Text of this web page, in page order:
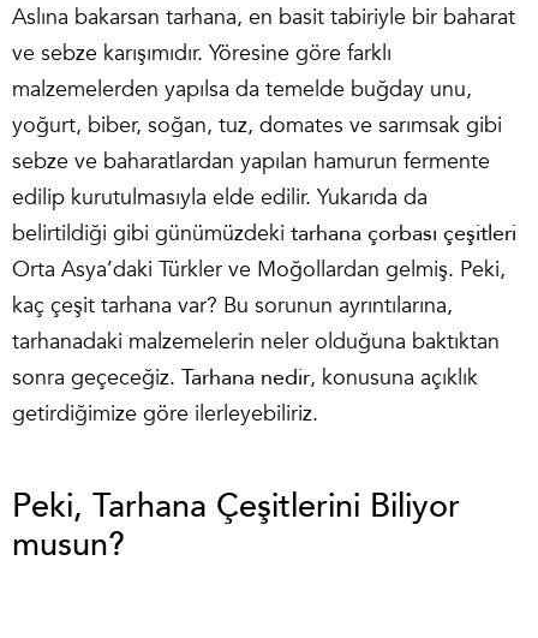
Aslına bakarsan tarhana, en basit tabiriyle bir baharat
ve sebze karışımıdır. Yöresine göre farklı
malzemelerden yapılsa da temelde buğday unu,
yoğurt, biber, soğan, tuz, domates ve sarımsak gibi
sebze ve baharatlardan yapılan hamurun fermente
edilip kurutulmasıyla elde edilir. Yukarıda da
belirtildiği gibi günümüzdeki tarhana çorbası çeşitleri
Orta Asya’daki Türkler ve Moğollardan gelmiş. Peki,
kaç çeşit tarhana var? Bu sorunun ayrıntılarına,
tarhanadaki malzemelerin neler olduğuna baktıktan
sonra geçeceğiz. Tarhana nedir, konusuna açıklık
getirdiğimize göre ilerleyebiliriz.
Peki, Tarhana Çeşitlerini Biliyor
musun?